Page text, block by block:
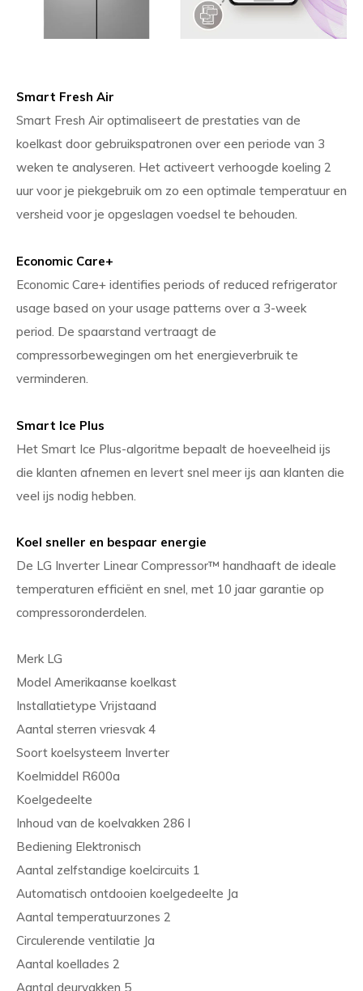
Smart Fresh Air
Smart Fresh Air optimaliseert de prestaties van de
koelkast door gebruikspatronen over een periode van 3
weken te analyseren. Het activeert verhoogde koeling 2
uur voor je piekgebruik om zo een optimale temperatuur en
versheid voor je opgeslagen voedsel te behouden.
Economic Care+
Economic Care+ identifies periods of reduced refrigerator
usage based on your usage patterns over a 3-week
period. De spaarstand vertraagt de
compressorbewegingen om het energieverbruik te
verminderen.
Smart Ice Plus
Het Smart Ice Plus-algoritme bepaalt de hoeveelheid ijs
die klanten afnemen en levert snel meer ijs aan klanten die
veel ijs nodig hebben.
Koel sneller en bespaar energie
De LG Inverter Linear Compressor™ handhaaft de ideale
temperaturen efficiënt en snel, met 10 jaar garantie op
compressoronderdelen.
Merk LG
Model Amerikaanse koelkast
Installatietype Vrijstaand
Aantal sterren vriesvak 4
Soort koelsysteem Inverter
Koelmiddel R600a
Koelgedeelte
Inhoud van de koelvakken 286 l
Bediening Elektronisch
Aantal zelfstandige koelcircuits 1
Automatisch ontdooien koelgedeelte Ja
Aantal temperatuurzones 2
Circulerende ventilatie Ja
Aantal koellades 2
Aantal deurvakken 5